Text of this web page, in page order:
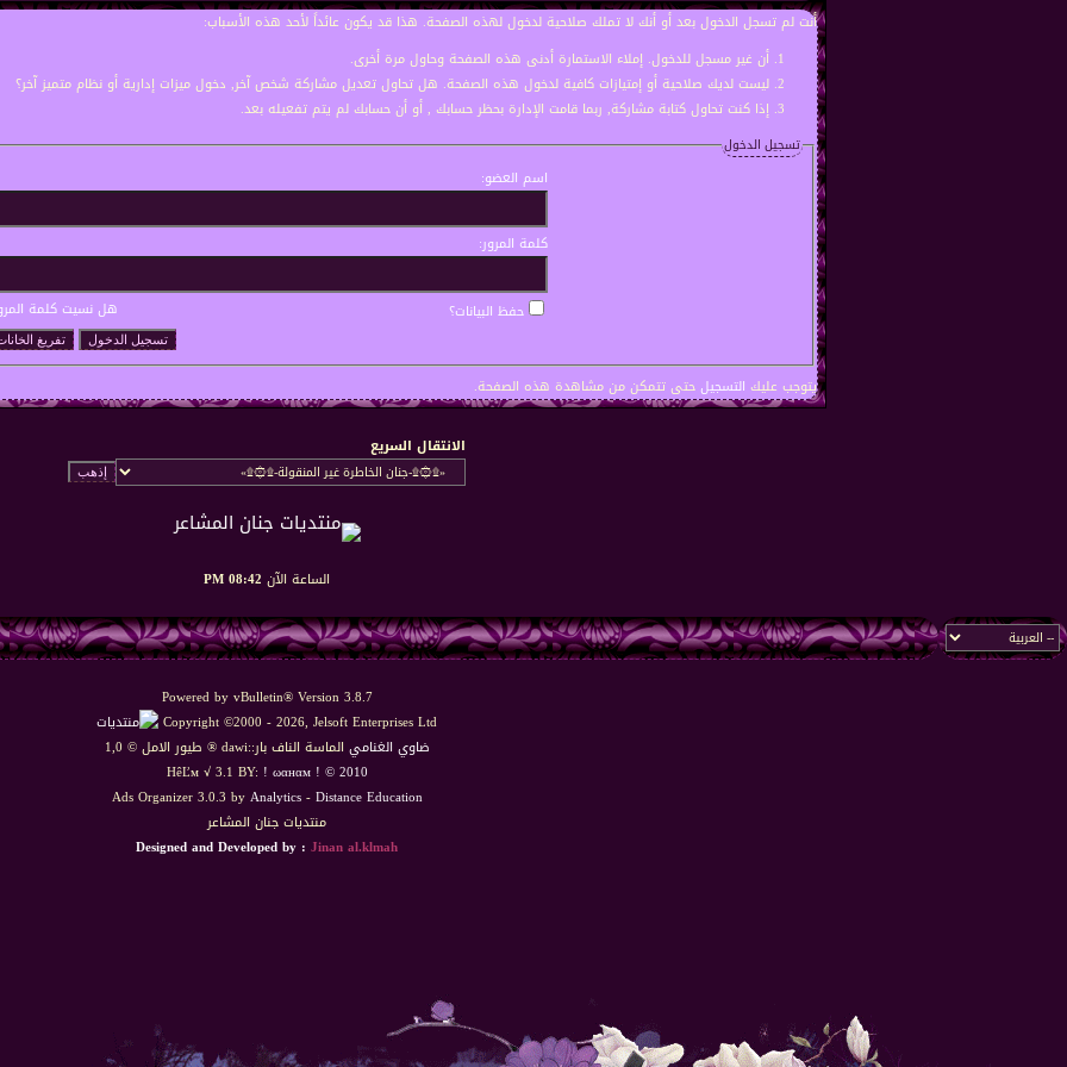
أنت لم تسجل الدخول بعد أو أنك لا تملك صلاحية لدخول لهذه الصفحة. هذا قد يكون عائداً لأحد هذه الأسباب:
أن غير مسجل للدخول. إملاء الاستمارة أدنى هذه الصفحة وحاول مرة أخرى.
ليست لديك صلاحية أو إمتيازات كافية لدخول هذه الصفحة. هل تحاول تعديل مشاركة شخص آخر, دخول ميزات إدارية أو نظام متميز آخر؟
إذا كنت تحاول كتابة مشاركة, ربما قامت الإدارة بحظر حسابك , أو أن حسابك لم يتم تفعيله بعد.
تسجيل الدخول
اسم العضو:
كلمة المرور:
هل نسيت كلمة حفظ البيانات؟
يتوجب عليك التسجيلحتى تتمكن من مشاهدة هذه الصفحة.
الانتقال السريع
الساعة الآن 08:42 PM
Powered by vBulletin® Version 3.8.7
Copyright ©2000 - 2026, Jelsoft Enterprises Ltd
ضاوي الغنامي الماسة الناف بار::dawi ® طيور الامل © 1,0
HêĽм √ 3.1 BY: ! ωαнαм ! © 2010
Ads Organizer 3.0.3 byAnalytics-Distance Education
منتديات جنان المشاعر
Designed and Developed by : Jinan al.klmah